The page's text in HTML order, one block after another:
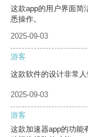
这款app的用户界面简
悉操作。
2025-09-03
游客
这款软件的设计非常人
2025-09-03
游客
这款加速器app的功能